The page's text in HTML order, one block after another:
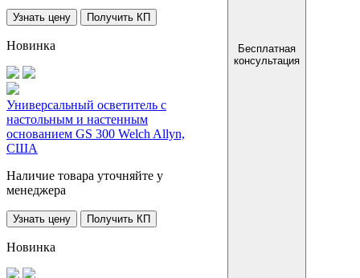
Узнать цену Получить КП
Новинка
Универсальный осветитель с
настольным и настенным
основанием GS 300 Welch Allyn,
США
Наличие товара уточняйте у
менеджера
Узнать цену Получить КП
Новинка
Бесплатная
консультация